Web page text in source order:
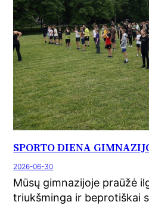
SPORTO DIENA
2026-06-30
Mūsų gimnazijoje praūžė
triukšminga ir beprotiškai